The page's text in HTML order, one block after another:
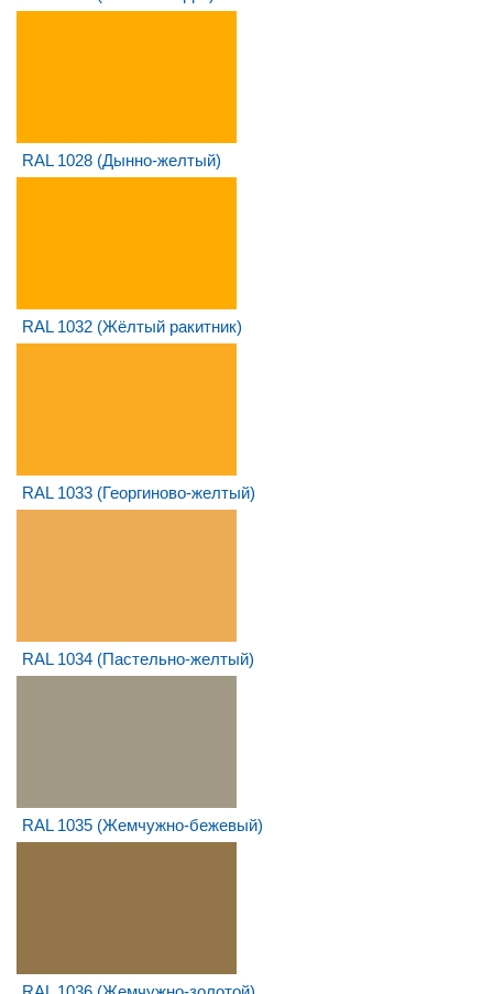
RAL 1028 (Дынно-желтый)
RAL 1032 (Жёлтый ракитник)
RAL 1033 (Георгиново-желтый)
RAL 1034 (Пастельно-желтый)
RAL 1035 (Жемчужно-бежевый)